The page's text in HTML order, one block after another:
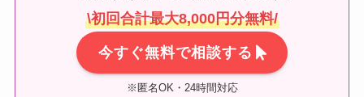
\初回合計最大8,000円分無料/
今すぐ無料で相談する
※匿名OK・24時間対応